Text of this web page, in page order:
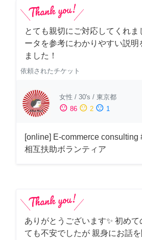
とても親切にご対応してくれ
ータを参考にわかりやすい説明
ました！
依頼されたチケット
女性 / 30's / 東京都
sentiment_satisfied 86 sentiment_neutral 2 sentiment_dissatisfied 1
[online] E-commerce consulting
相互扶助ボランティア
ありがとうございます✨ 初めて
ても不安でしたが 親身にお話